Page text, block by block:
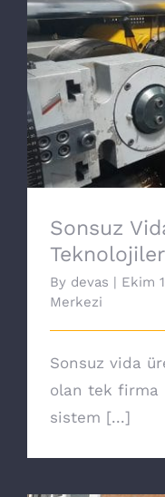
Sonsuz Vida
Sonsuz
By devas | Ekim
Merkezi
Sonsuz vida
olan tek firma
sistem [...]